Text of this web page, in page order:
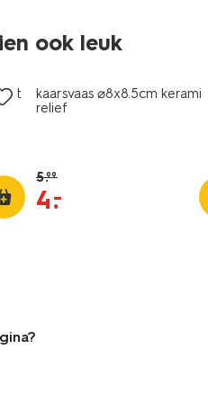
ook leuk
korting
kaarsvaas ⌀8x8.5cm
relief
5.99
4.
–